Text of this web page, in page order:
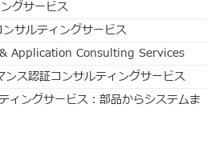
グサービス
サルティングサービス
Application Consulting Services
ス認証コンサルティングサービス
ィングサービス：部品からシステムま